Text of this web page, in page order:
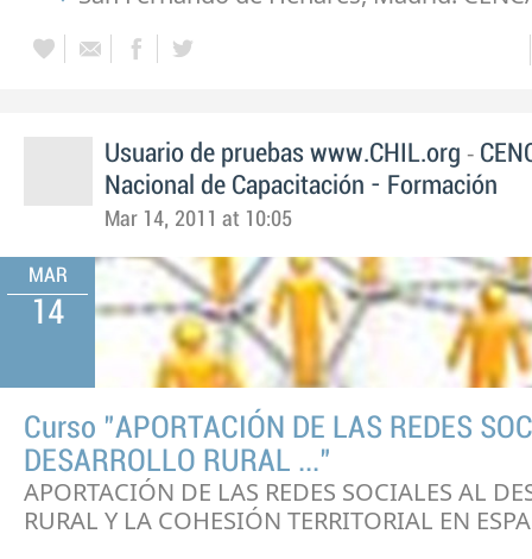
Usuario de pruebas www.CHIL.org -
Nacional de Capacitación - Formación
Mar 14, 2011 at 10:05
MAR
14
Curso "APORTACIÓN DE LAS REDES
DESARROLLO RURAL ..."
APORTACIÓN DE LAS REDES SOCIALES AL
RURAL Y LA COHESIÓN TERRITORIAL EN